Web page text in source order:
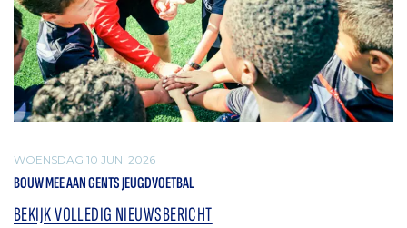
WOENSDAG 10 JUNI 2026
BOUW MEE AAN GENTS JEUGDVOETBAL
BEKIJK VOLLEDIG NIEUWSBERICHT